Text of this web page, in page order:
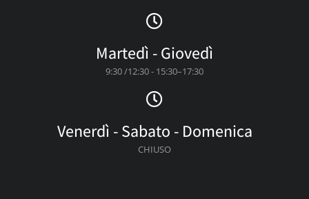
Martedì - Giovedì
9:30 /12:30 - 15:30–17:30
Venerdì - Sabato - Domenica
CHIUSO